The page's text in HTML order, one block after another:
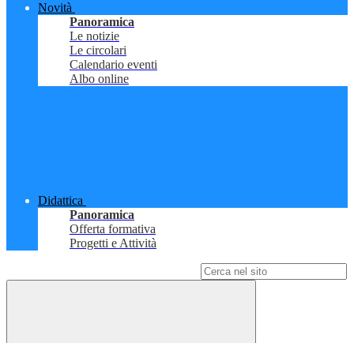
Novità
Panoramica
Le notizie
Le circolari
Calendario eventi
Albo online
Didattica
Panoramica
Offerta formativa
Progetti e Attività